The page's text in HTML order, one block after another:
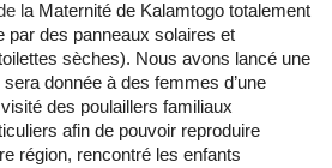
l a Maternité de Kalamtogo totalement
par des panneaux solaires et
sèches). Nous avons lancé une
donnée à des femmes d’une
des poulaillers familiaux
afin de pouvoir reproduire
région, rencontré les enfants